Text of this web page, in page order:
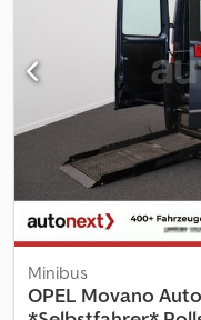
(afstandsbediening) en
kabel * Knikbare
Rondom LED-
verstelbare lier,
worden opgetild) *
gebouwd, direct uit de
Pechhulpvoertuig,
AIRCONDITIONING *
Elektrisch verstelbare
AANWEZIG, elk detail
eigenaar * EURO 6 *
Minibus
OPEL Movano